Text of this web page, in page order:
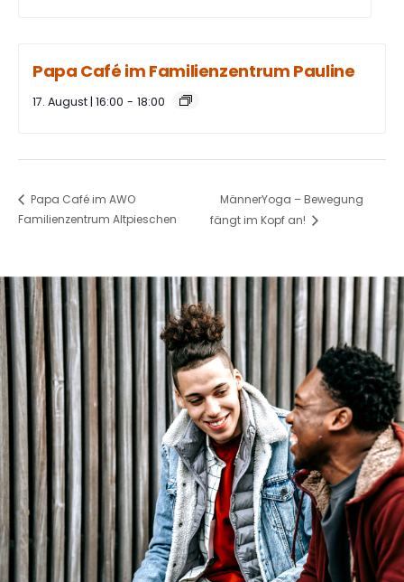
Papa Café im Familienzentrum Pauline
17. August | 16:00 - 18:00
Papa Café im AWO
Familienzentrum Altpieschen
MännerYoga – Bewegung
fängt im Kopf an!